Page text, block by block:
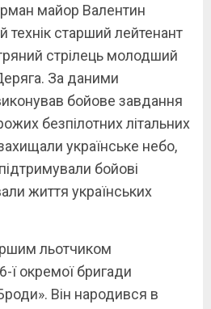
майор Валентин
старший лейтенант
стрілець молодший
За даними
бойове завдання
безпілотних літальних
українське небо,
бойові
життя українських
льотчиком
ї окремої бригади
Він народився в